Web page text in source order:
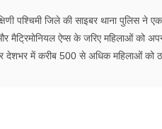
पश्चिमी जिले की साइबर थाना पुलिस ने
मैट्रिमोनियल ऐप्स के जरिए महिलाओं को
देशभर में करीब 500 से अधिक महिलाओं